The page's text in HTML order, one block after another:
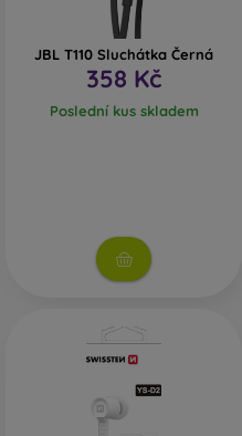
JBL T110 Sluchátka Černá
358 Kč
Poslední kus skladem